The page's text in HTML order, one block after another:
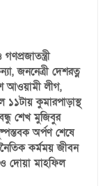
জননেত্রী দেশরত্ন
আওয়ামী লীগ,
কুমারপাড়াস্থ
শেখ মুজিবুর
অর্পণ শেষে
কর্মময় জীবন
দোয়া মাহফিল